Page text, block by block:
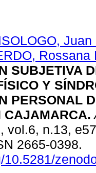
Juan
Rossana
SUBJETIVA
Y
PERSONAL
CAJAMARCA.
vol.6, n.13,
2665-0398.
10.5281/